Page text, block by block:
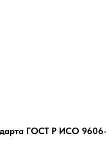
ГОСТ Р ИСО